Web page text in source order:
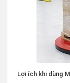
Lợi ích khi dùng